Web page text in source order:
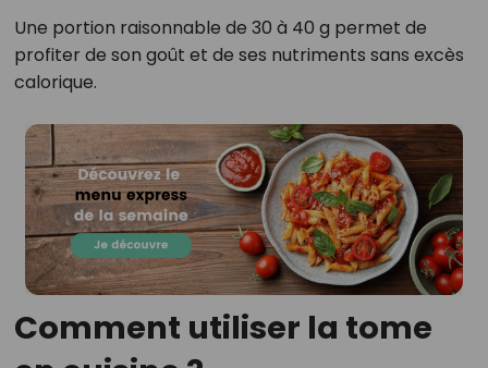
Une portion raisonnable de 30 à 40 g permet de
profiter de son goût et de ses nutriments sans excès
calorique.
Comment utiliser la tome